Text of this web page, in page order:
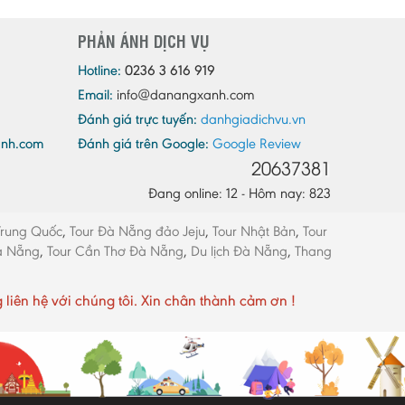
Quảng Trị
Sóc Trăng
Sơn La
Tây Ninh
Thái Bình
Thanh Hóa
Trà Vinh
Vĩnh Long
Vĩnh Phúc
PHẢN ÁNH DỊCH VỤ
Hotline: 0236 3 616 919
Email: info@danangxanh.com
Đánh giá trực tuyến: danhgiadichvu.vn
Đánh giá trên Google: Google Review
20637381
Đang online: 12 - Hôm nay: 823
Quốc, Tour Đà Nẵng đảo Jeju, Tour Nhật Bản, Tour
Nẵng, Tour Cần Thơ Đà Nẵng, Du lịch Đà Nẵng, Thang
hệ với chúng tôi. Xin chân thành cảm ơn !